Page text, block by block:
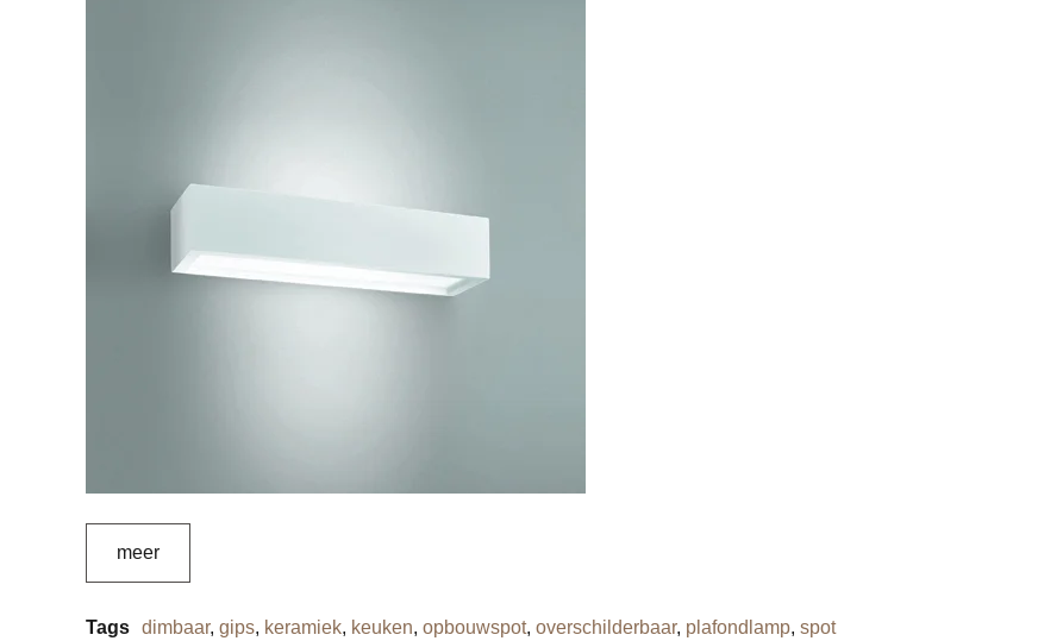
meer
Tags dimbaar, gips, keramiek, keuken, opbouwspot, overschilderbaar, plafondlamp, spot